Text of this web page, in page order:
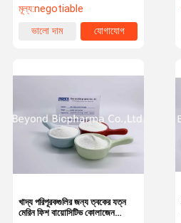
মূল্য:negotiable
ভালো দাম
যোগাযোগ
খাদ্য পরিপূরকগুলির জন্য ত্বকের যত্ন
মেরিন ফিশ বায়োসিটিভ কোলাজেন